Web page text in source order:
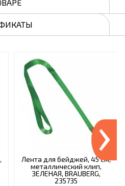
Лента для бейджей, 45 см,
металлический клип,
ЗЕЛЕНАЯ, BRAUBERG,
235735
›